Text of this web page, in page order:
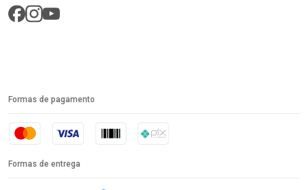
Formas de pagamento
Formas de entrega